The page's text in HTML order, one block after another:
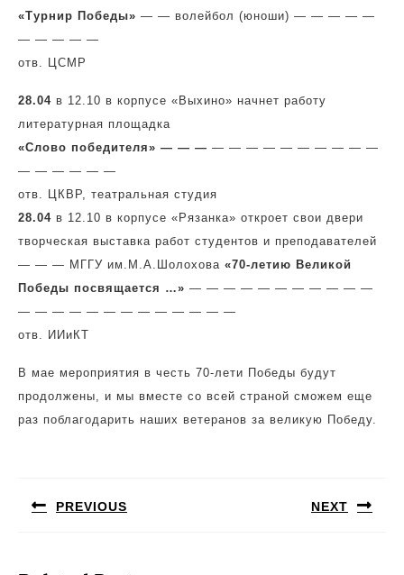
«Турнир Победы» — — волейбол (юноши) — — — — —
— — — — —
отв. ЦСМР
28.04 в 12.10 в корпусе «Выхино» начнет работу
литературная площадка
«Слово победителя» — — — — — — — — — — — — —
— — — — — —
отв. ЦКВР, театральная студия
28.04 в 12.10 в корпусе «Рязанка» откроет свои двери
творческая выставка работ студентов и преподавателей
— — — МГГУ им.М.А.Шолохова «70-летию Великой
Победы посвящается …» — — — — — — — — — — —
— — — — — — — — — — — — —
отв. ИИиКТ
В мае мероприятия в честь 70-лети Победы будут
продолжены, и мы вместе со всей страной сможем еще
раз поблагодарить наших ветеранов за великую Победу.
записям
PREVIOUS NEXT